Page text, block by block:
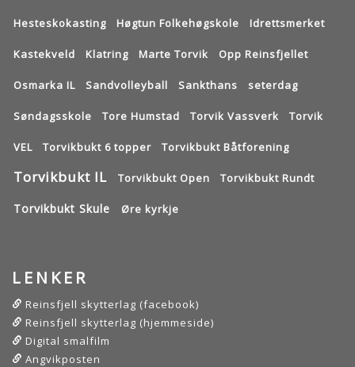
Hesteskokasting Høgtun Folkehøgskole Idrettsmerket
Kastekveld Klatring Marte Torvik Opp Reinsfjellet
Osmarka IL Sandvolleyball Sankthans seterdag
Søndagsskole Tore Humstad Torvik Vassverk Torvik
VEL Torvikbukt 6 topper Torvikbukt Båtforening
Torvikbukt IL Torvikbukt Open Torvikbukt Rundt
Torvikbukt Skule Øre kyrkje
LENKER
Reinsfjell skytterlag (facebook)
Reinsfjell skytterlag (hjemmeside)
Digital smalfilm
Angvikposten